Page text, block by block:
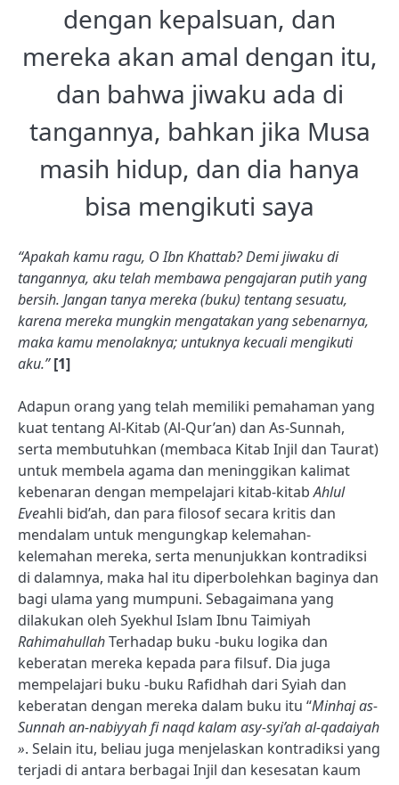
dengan kepalsuan, dan
mereka akan amal dengan itu,
dan bahwa jiwaku ada di
tangannya, bahkan jika Musa
masih hidup, dan dia hanya
bisa mengikuti saya
“Apakah kamu ragu, O Ibn Khattab? Demi jiwaku di
tangannya, aku telah membawa pengajaran putih yang
bersih. Jangan tanya mereka (buku) tentang sesuatu,
karena mereka mungkin mengatakan yang sebenarnya,
maka kamu menolaknya; untuknya kecuali mengikuti
aku.”[1]
Adapun orang yang telah memiliki pemahaman yang
kuat tentang Al-Kitab (Al-Qur’an) dan As-Sunnah,
serta membutuhkan (membaca Kitab Injil dan Taurat)
untuk membela agama dan meninggikan kalimat
kebenaran dengan mempelajari kitab-kitabAhlul
Eveahli bid’ah, dan para filosof secara kritis dan
mendalam untuk mengungkap kelemahan-
kelemahan mereka, serta menunjukkan kontradiksi
di dalamnya, maka hal itu diperbolehkan baginya dan
bagi ulama yang mumpuni. Sebagaimana yang
dilakukan oleh Syekhul Islam Ibnu Taimiyah
RahimahullahTerhadap buku -buku logika dan
keberatan mereka kepada para filsuf. Dia juga
mempelajari buku -buku Rafidhah dari Syiah dan
keberatan dengan mereka dalam buku itu “Minhaj as-
Sunnah an-nabiyyah fi naqd kalam asy-syi’ah al-qadaiyah
». Selain itu, beliau juga menjelaskan kontradiksi yang
terjadi di antara berbagai Injil dan kesesatan kaum